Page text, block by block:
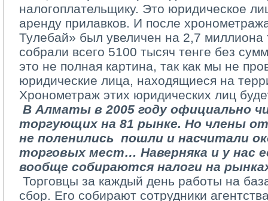
налогоплательщику. Это юридическое
аренду прилавков. И после
Тулебай» был увеличен на 2,7 миллиона
собрали всего 5100 тысяч тенге без
это не полная картина, так как мы не
юридические лица, находящиеся на
Хронометраж этих юридических лиц
В Алматы в 2005 году официально
торгующих на 81 рынке. Но члены
не поленились ­ пошли и насчитали
торговых мест… Наверняка и у нас
вообще собираются налоги на
Торговцы за каждый день работы на
сбор. Его собирают сотрудники